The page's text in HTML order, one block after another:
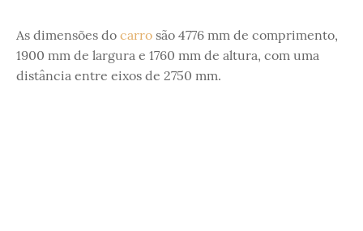
As dimensões do carro são 4776 mm de comprimento,
1900 mm de largura e 1760 mm de altura, com uma
distância entre eixos de 2750 mm.